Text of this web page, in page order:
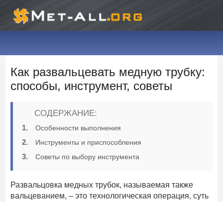
Как развальцевать медную трубку:
способы, инструмент, советы
СОДЕРЖАНИЕ:
Особенности выполнения
Инструменты и приспособления
Советы по выбору инструмента
Развальцовка медных трубок, называемая также
вальцеванием, – это технологическая операция, суть